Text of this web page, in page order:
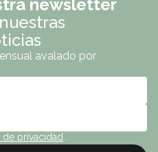
newsletter
avalado por
de privacidad.